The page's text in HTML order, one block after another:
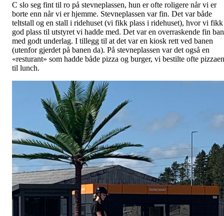
C slo seg fint til ro på stevneplassen, hun er ofte roligere når vi er
borte enn når vi er hjemme. Stevneplassen var fin. Det var både
teltstall og en stall i ridehuset (vi fikk plass i ridehuset), hvor vi fikk
god plass til utstyret vi hadde med. Det var en overraskende fin
med godt underlag. I tillegg til at det var en kiosk rett ved banen
(utenfor gjerdet på banen da). På stevneplassen var det også en
«resturant» som hadde både pizza og burger, vi bestilte ofte pizzaen
til lunch.